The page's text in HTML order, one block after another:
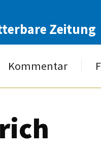
Zeitung
Kommentar